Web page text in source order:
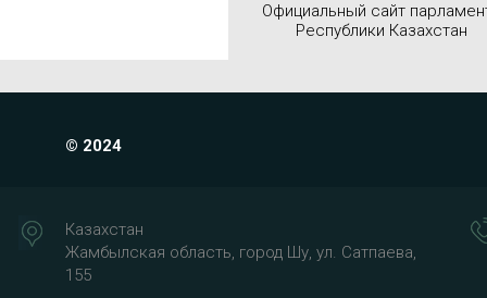
Официальный сайт
Республики Казахстан
© 2024
Казахстан
Жамбылская область, город Шу, ул. Сатпаева,
155